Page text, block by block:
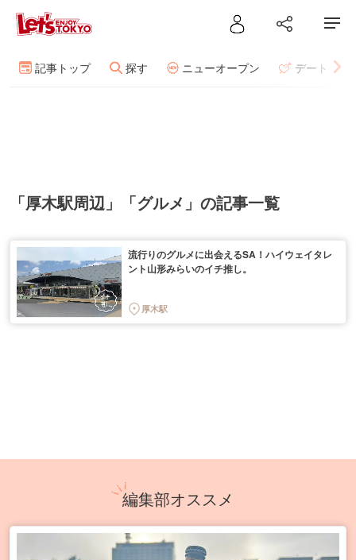
記事トップ 探す ニューオープン デート
「厚木駅周辺」「グルメ」の記事一覧
流行りのグルメに出会えるSA！ハイウェイタレ
ント山形みらいのイチ推し。
厚木駅
編集部オススメ